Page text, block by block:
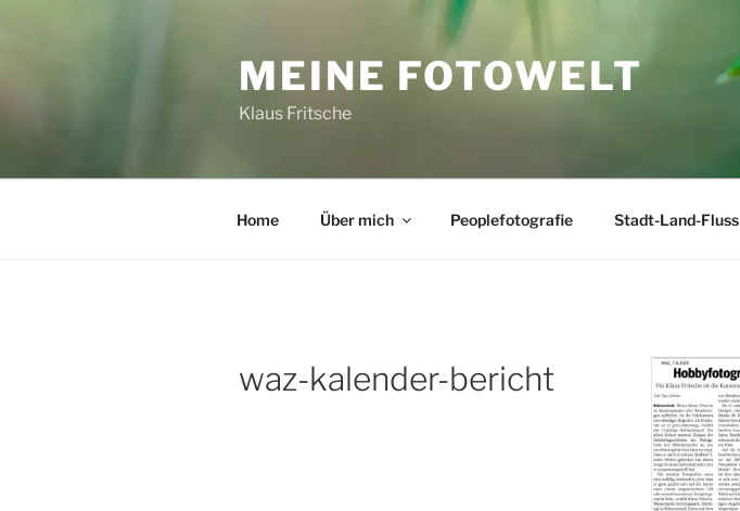
MEINE FOTOWELT
Klaus Fritsche
Home Über mich Peoplefotografie Stadt-Land-Fluss
waz-kalender-bericht